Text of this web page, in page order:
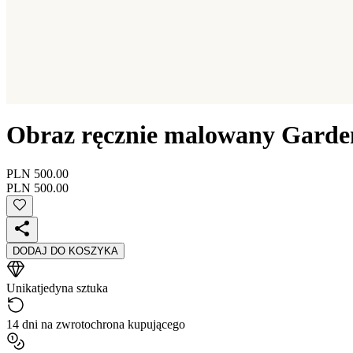
Obraz ręcznie malowany
PLN 500.00
PLN 500.00
DODAJ DO KOSZYKA
Unikatjedyna sztuka
14 dni na zwrotochrona kupującego